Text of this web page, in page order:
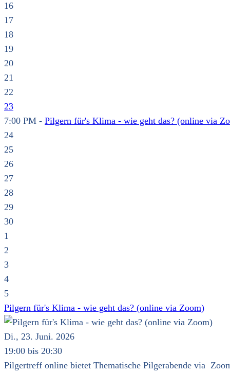
16
17
18
19
20
21
22
23
7:00 PM - Pilgern für's Klima - wie geht das? (online via
24
25
26
27
28
29
30
1
2
3
4
5
Pilgern für's Klima - wie geht das? (online via Zoom)
Di., 23. Juni. 2026
19:00 bis 20:30
Pilgertreff online bietet Thematische Pilgerabende via